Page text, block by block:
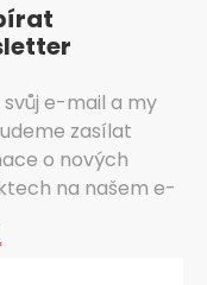
e-mail a my
zasílat
o nových
na našem e-